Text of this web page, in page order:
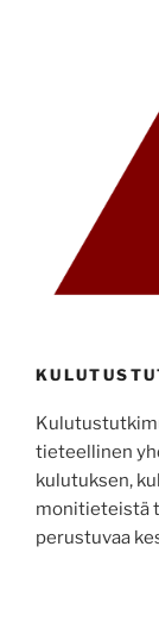
tieteellinen
kulutuksen,
monitieteistä
perustuvaa